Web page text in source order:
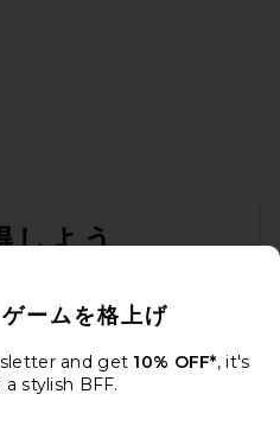
しよう
ポリシー
ームを格上げ
and get 10% OFF*, it's
stylish BFF.